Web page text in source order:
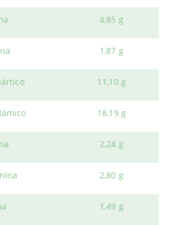
4,85 g
1,87 g
11,10 g
18,19 g
2,24 g
2,80 g
1,49 g